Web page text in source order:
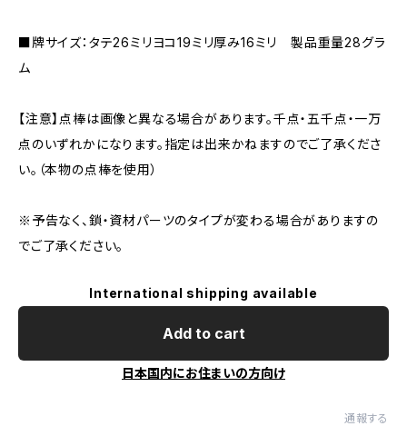
■牌サイズ：タテ26ミリヨコ19ミリ厚み16ミリ 製品重量28グラ
ム
【注意】点棒は画像と異なる場合があります。千点・五千点・一万
点のいずれかになります。指定は出来かねますのでご了承くださ
い。（本物の点棒を使用）
※予告なく、鎖・資材パーツのタイプが変わる場合がありますの
でご了承ください。
International shipping available
Add to cart
日本国内にお住まいの方向け
通報する